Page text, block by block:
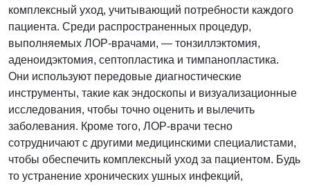
комплексный уход, учитывающий потребности каждого
пациента. Среди распространенных процедур,
выполняемых ЛОР-врачами, — тонзиллэктомия,
аденоидэктомия, септопластика и тимпанопластика.
Они используют передовые диагностические
инструменты, такие как эндоскопы и визуализационные
исследования, чтобы точно оценить и вылечить
заболевания. Кроме того, ЛОР-врачи тесно
сотрудничают с другими медицинскими специалистами,
чтобы обеспечить комплексный уход за пациентом. Будь
то устранение хронических ушных инфекций,